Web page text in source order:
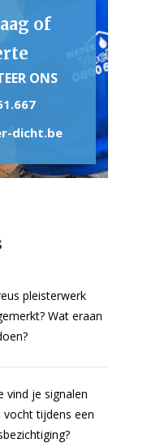
of
ONS
dicht.be
pleisterwerk
Wat eraan
vind je signalen
vocht tijdens een